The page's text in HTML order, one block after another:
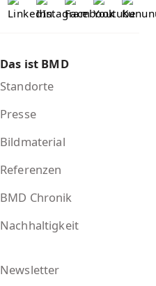
Das ist BMD
Standorte
Presse
Bildmaterial
Referenzen
BMD Chronik
Nachhaltigkeit
Newsletter